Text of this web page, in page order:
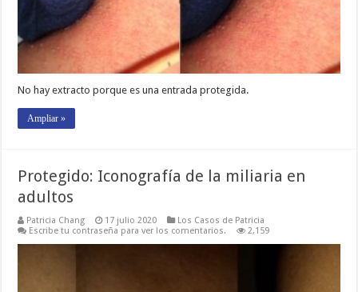
No hay extracto porque es una entrada protegida.
Ampliar »
Protegido: Iconografía de la miliaria en
adultos
Patricia Chang 17 julio 2020
Los Casos de Patricia
Escribe tu contraseña para ver los comentarios.
2,159